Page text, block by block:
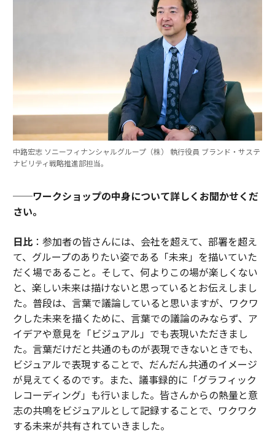
中路宏志 ソニーフィナンシャルグループ（株） 執行役員 ブランド・サステ
ナビリティ戦略推進部担当。
──ワークショップの中身について詳しくお聞かせくだ
さい。
日比：参加者の皆さんには、会社を超えて、部署を超え
て、グループのありたい姿である「未来」を描いていた
だく場であること。そして、何よりこの場が楽しくない
と、楽しい未来は描けないと思っているとお伝えしまし
た。普段は、言葉で議論していると思いますが、ワクワ
クした未来を描くために、言葉での議論のみならず、ア
イデアや意見を「ビジュアル」でも表現いただきまし
た。言葉だけだと共通のものが表現できないときでも、
ビジュアルで表現することで、だんだん共通のイメージ
が見えてくるのです。また、議事録的に「グラフィック
レコーディング」も行いました。皆さんからの熱量と意
志の共鳴をビジュアルとして記録することで、ワクワク
する未来が共有されていきました。